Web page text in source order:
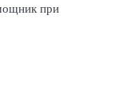
при